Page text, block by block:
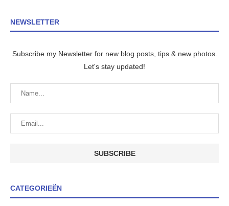
NEWSLETTER
Subscribe my Newsletter for new blog posts, tips & new photos.
Let's stay updated!
CATEGORIEËN